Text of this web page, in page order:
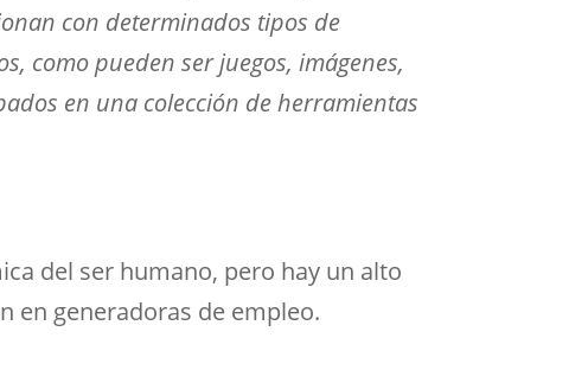
con determinados tipos de
como pueden ser juegos, imágenes,
en una colección de herramientas
del ser humano, pero hay un alto
en generadoras de empleo.